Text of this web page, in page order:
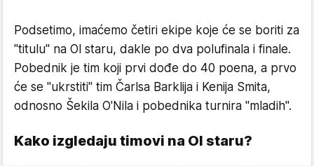
Podsetimo, imaćemo četiri ekipe koje će se boriti za
"titulu" na Ol staru, dakle po dva polufinala i finale.
Pobednik je tim koji prvi dođe do 40 poena, a prvo
će se "ukrstiti" tim Čarlsa Barklija i Kenija Smita,
odnosno Šekila O'Nila i pobednika turnira "mladih".
Kako izgledaju timovi na Ol staru?